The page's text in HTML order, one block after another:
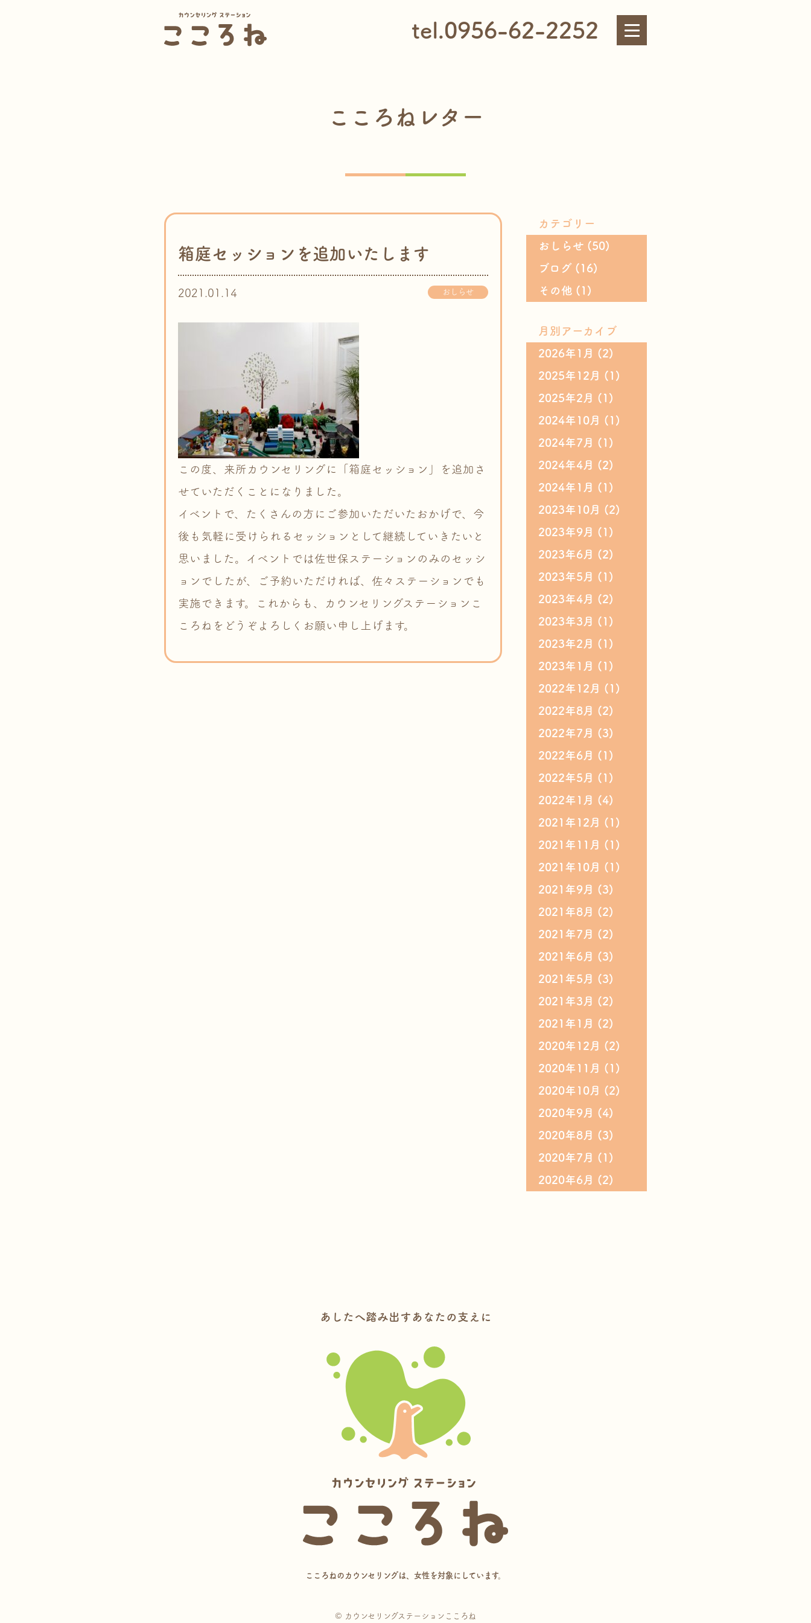
tel.0956-62-2252
こころねレター
箱庭セッションを追加いたします
2021.01.14 おしらせ
この度、来所カウンセリングに「箱庭セッション」を追加さ
せていただくことになりました。
イベントで、たくさんの方にご参加いただいたおかげで、今
後も気軽に受けられるセッションとして継続していきたいと
思いました。イベントでは佐世保ステーションのみのセッシ
ョンでしたが、ご予約いただければ、佐々ステーションでも
実施できます。これからも、カウンセリングステーションこ
ころねをどうぞよろしくお願い申し上げます。
カテゴリー
おしらせ (50)
ブログ (16)
その他 (1)
月別アーカイブ
2026年1月 (2)
2025年12月 (1)
2025年2月 (1)
2024年10月 (1)
2024年7月 (1)
2024年4月 (2)
2024年1月 (1)
2023年10月 (2)
2023年9月 (1)
2023年6月 (2)
2023年5月 (1)
2023年4月 (2)
2023年3月 (1)
2023年2月 (1)
2023年1月 (1)
2022年12月 (1)
2022年8月 (2)
2022年7月 (3)
2022年6月 (1)
2022年5月 (1)
2022年1月 (4)
2021年12月 (1)
2021年11月 (1)
2021年10月 (1)
2021年9月 (3)
2021年8月 (2)
2021年7月 (2)
2021年6月 (3)
2021年5月 (3)
2021年3月 (2)
2021年1月 (2)
2020年12月 (2)
2020年11月 (1)
2020年10月 (2)
2020年9月 (4)
2020年8月 (3)
2020年7月 (1)
2020年6月 (2)
あしたへ踏み出すあなたの支えに
こころねのカウンセリングは、女性を対象にしています。
© カウンセリングステーションこころね